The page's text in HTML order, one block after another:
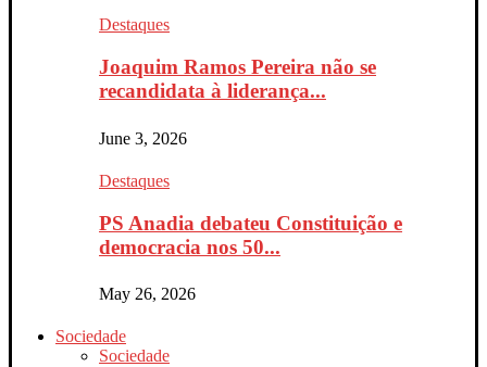
Destaques
Joaquim Ramos Pereira não se
recandidata à liderança...
June 3, 2026
Destaques
PS Anadia debateu Constituição e
democracia nos 50...
May 26, 2026
Sociedade
Sociedade